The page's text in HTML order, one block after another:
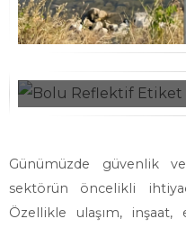
Günümüzde güvenlik
sektörün öncelikli
Özellikle ulaşım, inşaat,